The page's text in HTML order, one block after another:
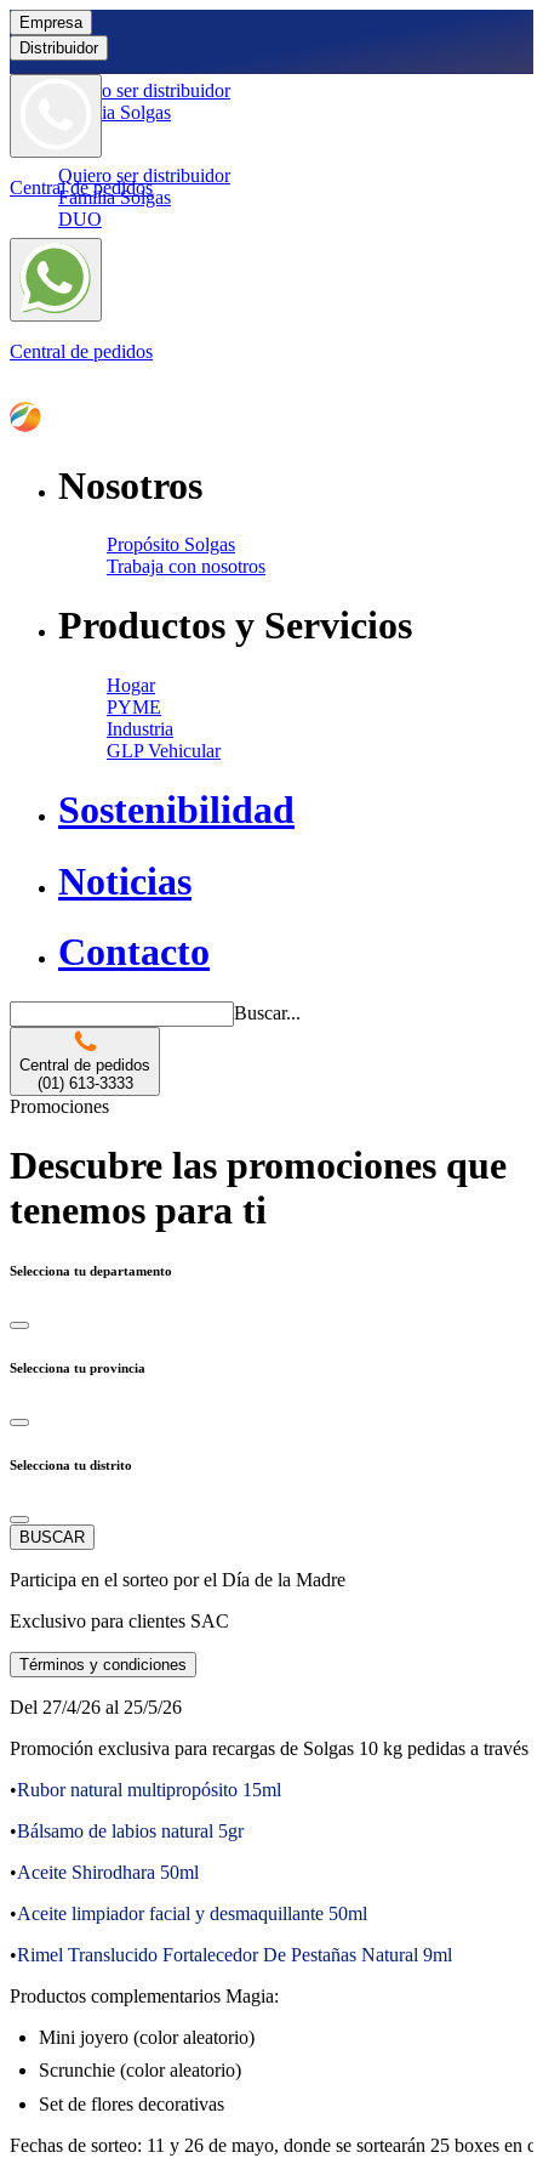
Empresa
Distribuidor
Quiero ser distribuidor
Familia Solgas
Quiero ser distribuidor
Familia Solgas
DUO
Central de pedidos
Central de pedidos
Nosotros
Propósito Solgas
Trabaja con nosotros
Productos y Servicios
Hogar
PYME
Industria
GLP Vehicular
Sostenibilidad
Noticias
Contacto
Buscar...
Central de pedidos
(01) 613-3333
Promociones
Descubre las promociones que
tenemos para ti
Selecciona tu departamento
Selecciona tu provincia
Selecciona tu distrito
BUSCAR
Participa en el sorteo por el Día de la Madre
Exclusivo para clientes SAC
Términos y condiciones
Del 27/4/26 al 25/5/26
Promoción exclusiva para recargas de Solgas 10 kg pedidas a
•Rubor natural multipropósito 15ml
•Bálsamo de labios natural 5gr
•Aceite Shirodhara 50ml
•Aceite limpiador facial y desmaquillante 50ml
•Rimel Translucido Fortalecedor De Pestañas Natural 9ml
Productos complementarios Magia:
Mini joyero (color aleatorio)
Scrunchie (color aleatorio)
Set de flores decorativas
Fechas de sorteo: 11 y 26 de mayo, donde se sortearán 25 boxes en